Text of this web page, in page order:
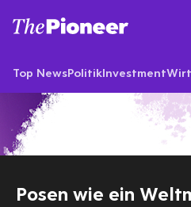
Top NewsPolitikInvestment
Posen wie ein